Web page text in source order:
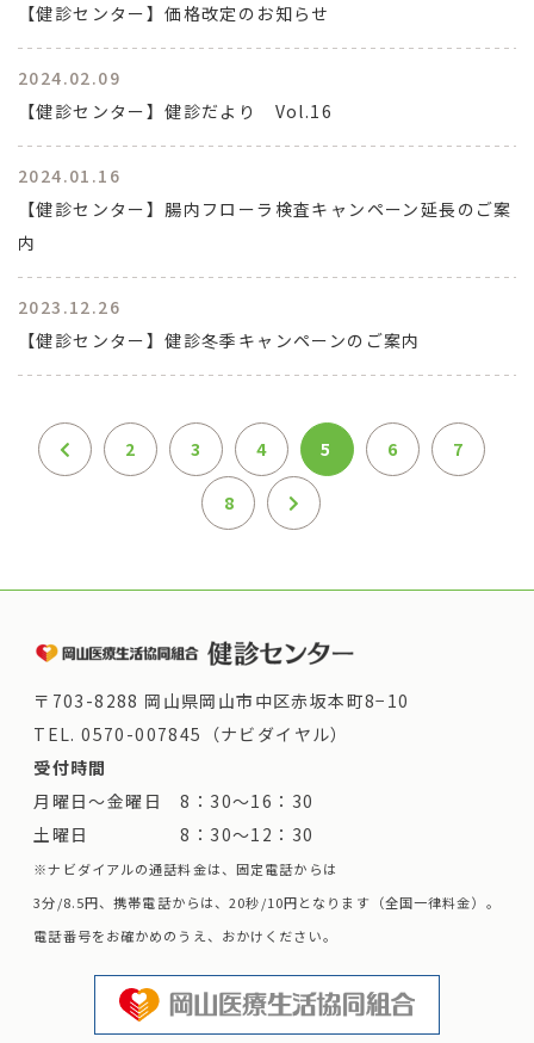
【健診センター】価格改定のお知らせ
2024.02.09
【健診センター】健診だより Vol.16
2024.01.16
【健診センター】腸内フローラ検査キャンペーン延長のご案
内
2023.12.26
【健診センター】健診冬季キャンペーンのご案内
2 3 4 5 6 7
8
〒703-8288 岡山県岡山市中区赤坂本町8−10
TEL.0570-007845（ナビダイヤル）
受付時間
月曜日～金曜日 8：30～16：30
土曜日 8：30～12：30
※ナビダイアルの通話料金は、固定電話からは
3分/8.5円、携帯電話からは、20秒/10円となります（全国一律料金）。
電話番号をお確かめのうえ、おかけください。